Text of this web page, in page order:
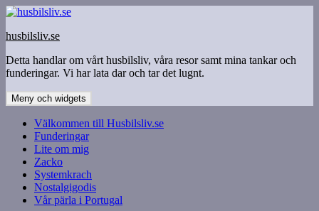
Hoppa
innehåll
husbilsliv.se
Detta handlar om vårt husbilsliv, våra resor samt mina tankar och
funderingar. Vi har lata dar och tar det lugnt.
Meny och widgets
Välkommen till Husbilsliv.se
Funderingar
Lite om mig
Zacko
Systemkrach
Nostalgigodis
Vår pärla i Portugal